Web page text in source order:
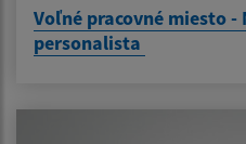
Voľné pracovné miesto
personalista